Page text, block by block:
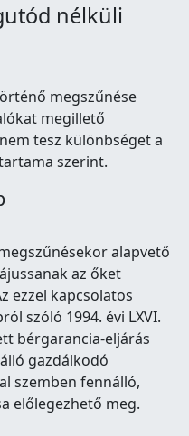
nélküli
megszűnése
megillető
tesz különbséget a
szerint.
alapvető
az őket
ezzel kapcsolatos
szóló 1994. évi LXVI.
bérgarancia-eljárás
gazdálkodó
szemben fennálló,
előlegezhető meg.